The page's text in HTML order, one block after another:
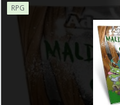
RPG